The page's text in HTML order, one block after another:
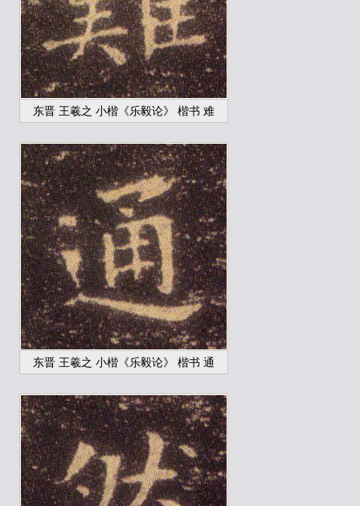
东晋 王羲之 小楷《乐毅论》 楷书 难
东晋 王羲之 小楷《乐毅论》 楷书 通